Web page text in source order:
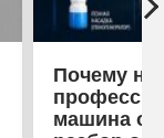
Почему на
машина